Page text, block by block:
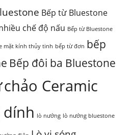
Bếp từ Bluestone
chế độ nấu Bếp từ Bluestone
mặt kính thủy tinh bếp từ đơn bếp
Bếp đôi ba Bluestone
chảo Ceramic
lò nướng lò nướng bluestone